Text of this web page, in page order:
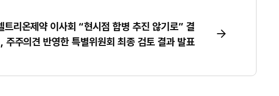
트리온제약 이사회 “현시점 합병 추진 않기로” 결
주주의견 반영한 특별위원회 최종 검토 결과 발표